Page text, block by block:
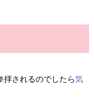
拝されるのでしたら気